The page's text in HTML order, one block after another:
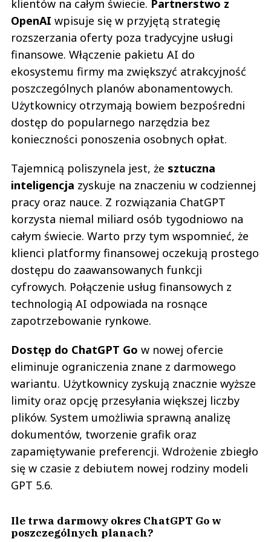
05.07.2022 / 11:36
This comment was minimized by the moderator on the site
inpost to chyba jedyny dostawca który jeszcze nie zawiódł. ani czasowo ani
w żaden sposób
Kera
Odpowiedz
0
0
05.07.2022 / 11:34
This comment was minimized by the moderator on the site
korzystałam już z tego rodzaju odbioru paczek, fajnie bo przy okazji
mogłam sobie kupić to co potrzebowałam w jednym miejscu
Odpowiedz
0
Romek
05.07.2022 / 11:33
są efekty bo pomysł tej współpracy był naprawdę niegłupi
Odpowiedz
0
0
klientów na całym świecie. Partnerstwo z
OpenAI wpisuje się w przyjętą strategię
rozszerzania oferty poza tradycyjne usługi
finansowe. Włączenie pakietu AI do
ekosystemu firmy ma zwiększyć atrakcyjność
poszczególnych planów abonamentowych.
Użytkownicy otrzymają bowiem bezpośredni
dostęp do popularnego narzędzia bez
konieczności ponoszenia osobnych opłat.
Tajemnicą poliszynela jest, że sztuczna
inteligencja zyskuje na znaczeniu w codziennej
pracy oraz nauce. Z rozwiązania ChatGPT
korzysta niemal miliard osób tygodniowo na
całym świecie. Warto przy tym wspomnieć, że
klienci platformy finansowej oczekują prostego
dostępu do zaawansowanych funkcji
cyfrowych. Połączenie usług finansowych z
technologią AI odpowiada na rosnące
zapotrzebowanie rynkowe.
Dostęp do ChatGPT Go w nowej ofercie
eliminuje ograniczenia znane z darmowego
wariantu. Użytkownicy zyskują znacznie wyższe
limity oraz opcję przesyłania większej liczby
plików. System umożliwia sprawną analizę
dokumentów, tworzenie grafik oraz
zapamiętywanie preferencji. Wdrożenie zbiegło
się w czasie z debiutem nowej rodziny modeli
GPT 5.6.
Ile trwa darmowy okres ChatGPT Go w
poszczególnych planach?